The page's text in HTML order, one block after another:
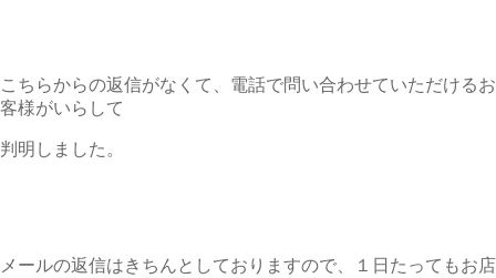
こちらからの返信がなくて、電話で問い合わせていただけるお
客様がいらして
判明しました。
メールの返信はきちんとしておりますので、１日たってもお店